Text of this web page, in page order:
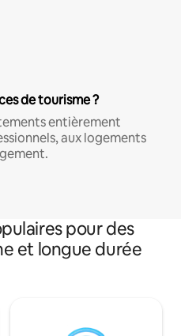
de tourisme ?
entièrement
aux logements
pour des
et longue durée